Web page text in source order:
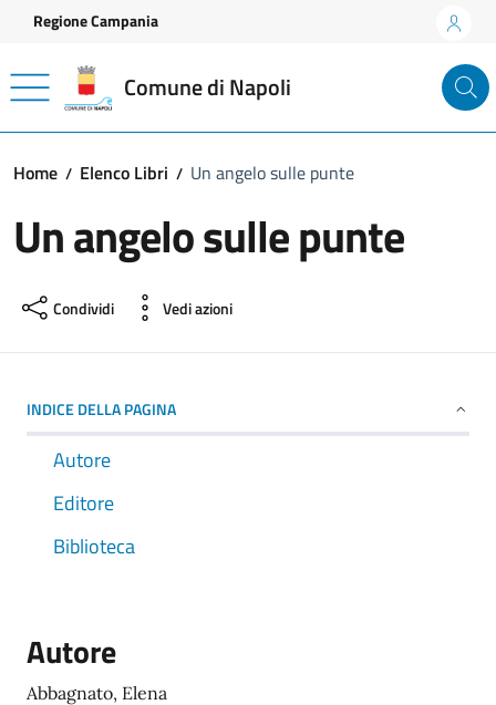
Vai ai contenuti
Vai al footer
Regione Campania
Comune di Napoli
Home Elenco Libri Un angelo sulle punte
Un angelo sulle punte
Condividi Vedi azioni
INDICE DELLA PAGINA
Autore
Editore
Biblioteca
Autore
Abbagnato, Elena